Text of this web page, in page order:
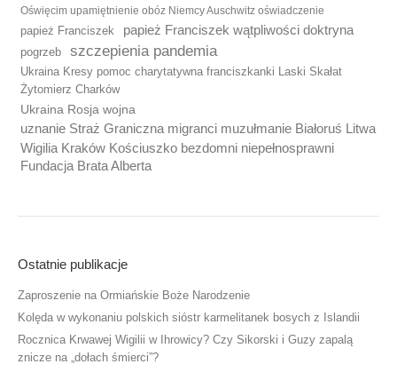
Oświęcim upamiętnienie obóz Niemcy Auschwitz oświadczenie
papież Franciszek papież Franciszek wątpliwości doktryna
pogrzeb szczepienia pandemia
Ukraina Kresy pomoc charytatywna franciszkanki Laski Skałat
Żytomierz Charków
Ukraina Rosja wojna
uznanie Straż Graniczna migranci muzułmanie Białoruś Litwa
Wigilia Kraków Kościuszko bezdomni niepełnosprawni
Fundacja Brata Alberta
Ostatnie publikacje
Zaproszenie na Ormiańskie Boże Narodzenie
Kolęda w wykonaniu polskich sióstr karmelitanek bosych z Islandii
Rocznica Krwawej Wigilii w Ihrowicy? Czy Sikorski i Guzy zapalą
znicze na „dołach śmierci”?